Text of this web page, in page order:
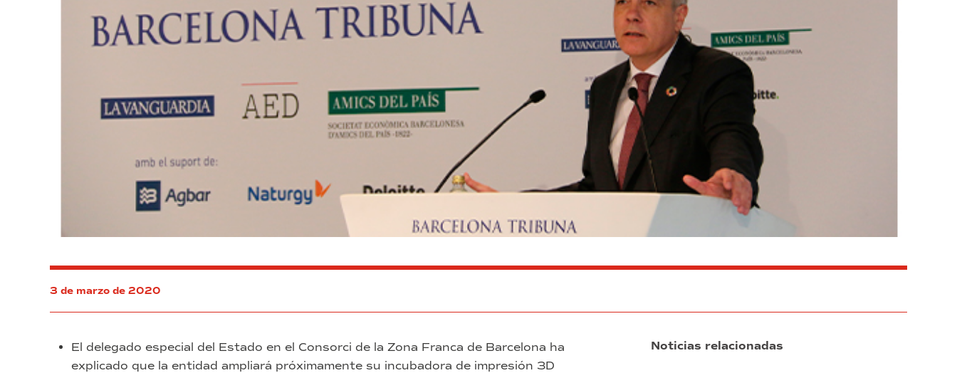
3 de marzo de 2020
El delegado especial del Estado en el Consorci de la Zona Franca de Barcelona ha
explicado que la entidad ampliará próximamente su incubadora de impresión 3D
Noticias relacionadas